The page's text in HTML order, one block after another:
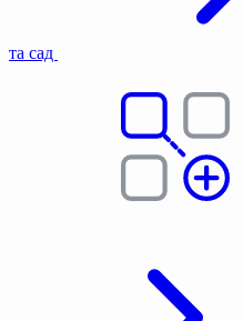
та сад